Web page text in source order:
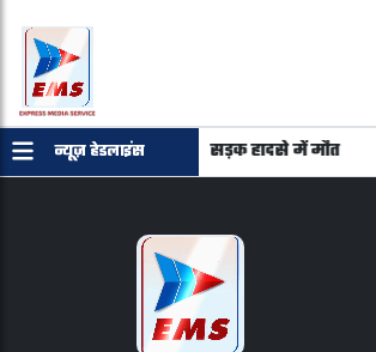
न्यूज़ हेडलाइंस
लौट रहे 6 युवकों की सड़क हादसे में मौत